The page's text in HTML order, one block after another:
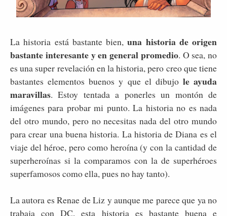
La historia está bastante bien,una historia de origen
bastante interesante y en general promedio. O sea, no
es una super revelación en la historia, pero creo que tiene
bastantes elementos buenos y que el dibujo le ayuda
maravillas. Estoy tentada a ponerles un montón de
imágenes para probar mi punto. La historia no es nada
del otro mundo, pero no necesitas nada del otro mundo
para crear una buena historia. La historia de Diana es el
viaje del héroe, pero como heroína (y con la cantidad de
superheroínas si la comparamos con la de superhéroes
superfamosos como ella, pues no hay tanto).
La autora es Renae de Liz y aunque me parece que ya no
trabaja con DC, esta historia es bastante buena e